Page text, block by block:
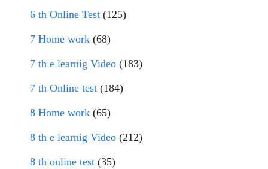
6 th Online Test (125)
7 Home work (68)
7 th e learnig Video (183)
7 th Online test (184)
8 Home work (65)
8 th e learnig Video (212)
8 th online test (35)